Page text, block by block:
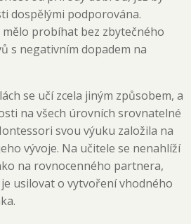
dospělými podporována.
probíhat bez zbytečného
s negativním dopadem na
se učí zcela jiným způsobem, a
na všech úrovních srovnatelné
svou výuku založila na
vývoje. Na učitele se nenahlíží
na rovnocenného partnera,
usilovat o vytvoření vhodného